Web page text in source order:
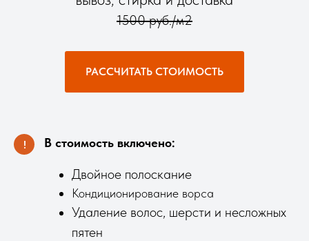
1500 руб./м2
РАССЧИТАТЬ СТОИМОСТЬ
! В стоимость включено:
Двойное полоскание
Кондиционирование ворса
Удаление волос, шерсти и несложных
пятен